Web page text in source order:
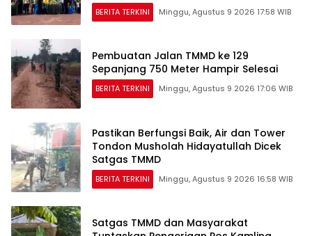
BERITA TERKINI Minggu, Agustus 9 2026 17:58 WIB
Pembuatan Jalan TMMD ke 129
Sepanjang 750 Meter Hampir Selesai
BERITA TERKINI Minggu, Agustus 9 2026 17:06 WIB
Pastikan Berfungsi Baik, Air dan Tower
Tondon Musholah Hidayatullah Dicek
Satgas TMMD
BERITA TERKINI Minggu, Agustus 9 2026 16:58 WIB
Satgas TMMD dan Masyarakat